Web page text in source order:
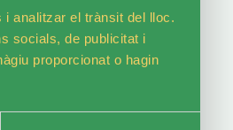
analitzar el trànsit del lloc.
socials, de publicitat i
proporcionat o hagin